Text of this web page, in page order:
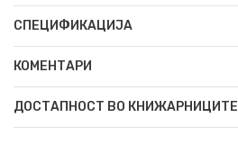
СПЕЦИФИКАЦИЈА
КОМЕНТАРИ
ДОСТАПНОСТ ВО КНИЖАРНИЦИТЕ